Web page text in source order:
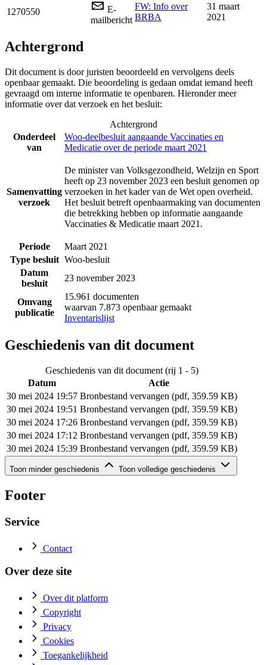
1270550
E-
mailbericht
FW: Info over
BRBA
31 maart
2021
Achtergrond
Dit document is door juristen beoordeeld en vervolgens deels
openbaar gemaakt. Die beoordeling is gedaan omdat iemand heeft
gevraagd om interne informatie te openbaren. Hieronder meer
informatie over dat verzoek en het besluit:
Achtergrond
Onderdeel
van
Woo-deelbesluit aangaande Vaccinaties en
Medicatie over de periode maart 2021
Samenvatting
verzoek
De minister van Volksgezondheid, Welzijn en Sport
heeft op 23 november 2023 een besluit genomen op
verzoeken in het kader van de Wet open overheid.
Het besluit betreft openbaarmaking van documenten
die betrekking hebben op informatie aangaande
Vaccinaties & Medicatie maart 2021.
Periode
Maart 2021
Type besluit Woo-besluit
Datum
besluit
23 november 2023
Omvang
publicatie
15.961 documenten
waarvan 7.873 openbaar gemaakt
Inventarislijst
Geschiedenis van dit document
Geschiedenis van dit document (rij 1 - 5)
Datum
Actie
30 mei 2024 19:57 Bronbestand vervangen (pdf, 359.59 KB)
30 mei 2024 19:51 Bronbestand vervangen (pdf, 359.59 KB)
30 mei 2024 17:26 Bronbestand vervangen (pdf, 359.59 KB)
30 mei 2024 17:12 Bronbestand vervangen (pdf, 359.59 KB)
30 mei 2024 15:39 Bronbestand vervangen (pdf, 359.59 KB)
Geschiedenis van dit document (rij 6 - 6)
Datum
Actie
Toon minder geschiedenis Toon volledige geschiedenis
Footer
Service
Contact
Over deze site
Over dit platform
Copyright
Privacy
Cookies
Toegankelijkheid